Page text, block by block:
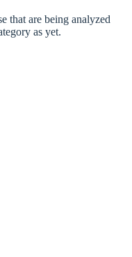
that are being analyzed
as yet.